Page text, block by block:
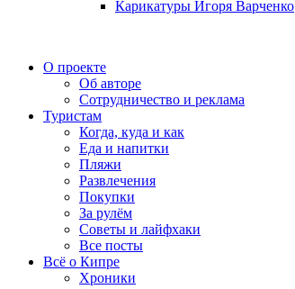
Карикатуры Игоря Варченко
О проекте
Об авторе
Сотрудничество и реклама
Туристам
Когда, куда и как
Еда и напитки
Пляжи
Развлечения
Покупки
За рулём
Советы и лайфхаки
Все посты
Всё о Кипре
Хроники